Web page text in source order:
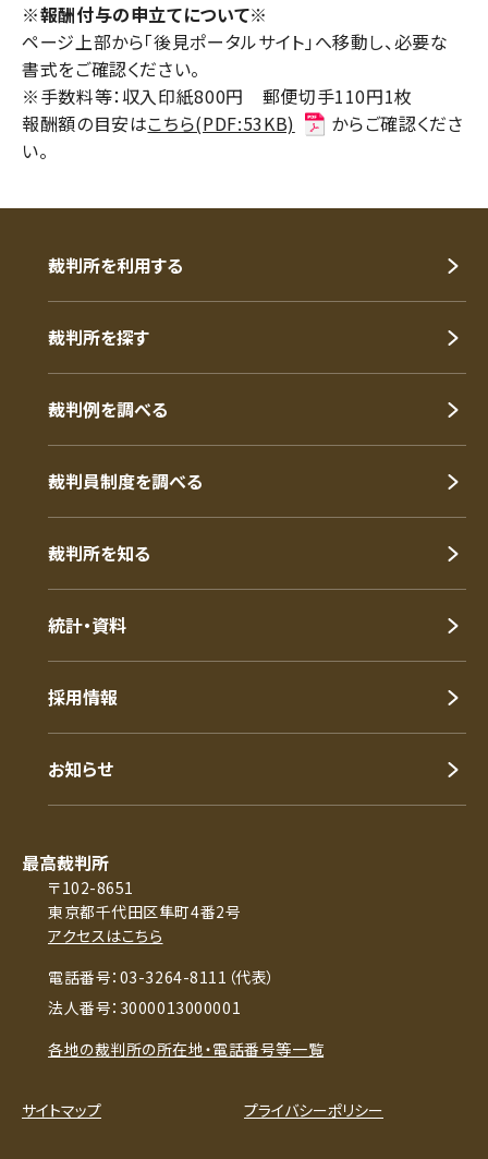
※報酬付与の申立てについて※
ページ上部から「後見ポータルサイト」へ移動し、必要な
書式をご確認ください。
※手数料等：収入印紙800円 郵便切手110円1枚
報酬額の目安はこちら(PDF:53KB)
からご確認くださ
い。
裁判所を利用する
裁判所を探す
裁判例を調べる
裁判員制度を調べる
裁判所を知る
統計・資料
採用情報
お知らせ
最高裁判所
〒102-8651
東京都千代田区隼町4番2号
アクセスはこちら
電話番号：03-3264-8111（代表）
法人番号：3000013000001
各地の裁判所の所在地・電話番号等一覧
サイトマップ プライバシーポリシー